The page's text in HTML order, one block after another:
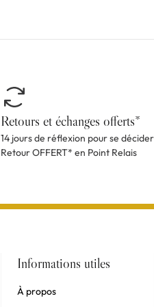
Retours et échanges offerts*
14 jours de réflexion pour se décider
Retour OFFERT* en Point Relais
Informations utiles
À propos